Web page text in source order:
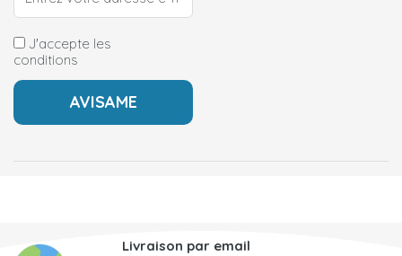
J'accepte les
conditions
Livraison par email